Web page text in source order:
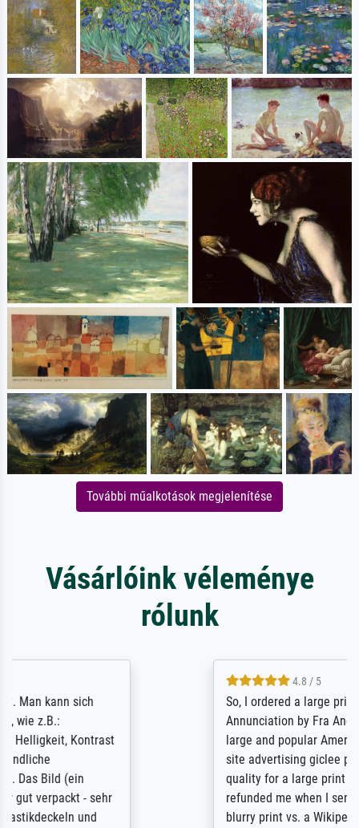
További műalkotások megjelenítése
Vásárlóink véleménye
rólunk
So, I ordered a large print of The
Annunciation by Fra Angelico from a very
large and popular American "art/poster"
site advertising giclee print quality. The
quality for a large print was atrocious. They
refunded me when I sent pictures of the
blurry print vs. a Wikipedia commons